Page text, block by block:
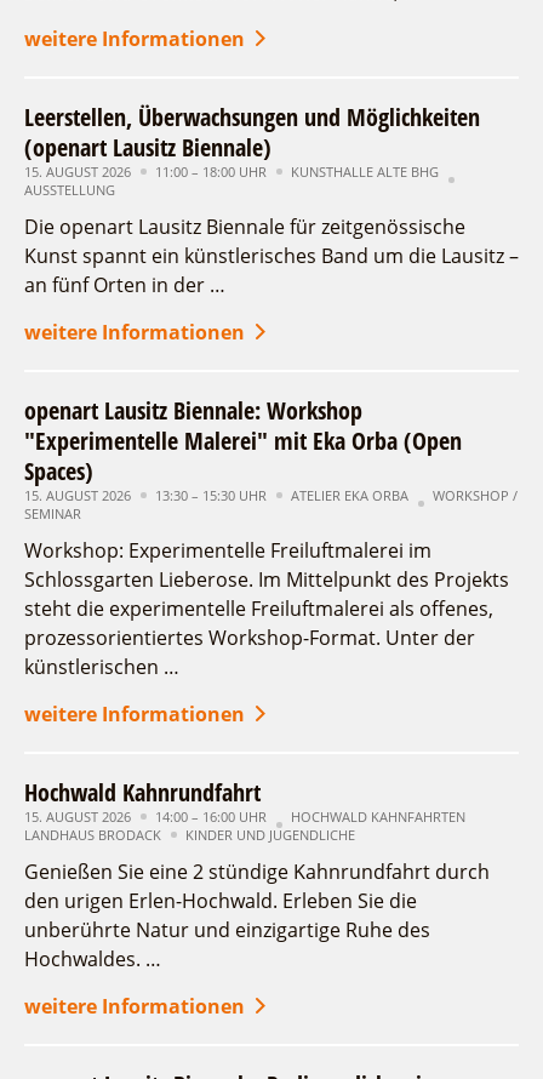
weitere Informationen
Leerstellen, Überwachsungen und Möglichkeiten
(openart Lausitz Biennale)
15. AUGUST 2026 11:00 – 18:00 UHR
KUNSTHALLE ALTE BHG
AUSSTELLUNG
Die openart Lausitz Biennale für zeitgenössische
Kunst spannt ein künstlerisches Band um die Lausitz –
an fünf Orten in der …
weitere Informationen
openart Lausitz Biennale: Workshop
"Experimentelle Malerei" mit Eka Orba (Open
Spaces)
15. AUGUST 2026 13:30 – 15:30 UHR ATELIER EKA ORBA
WORKSHOP /
SEMINAR
Workshop: Experimentelle Freiluftmalerei im
Schlossgarten Lieberose. Im Mittelpunkt des Projekts
steht die experimentelle Freiluftmalerei als offenes,
prozessorientiertes Workshop-Format. Unter der
künstlerischen …
weitere Informationen
Hochwald Kahnrundfahrt
15. AUGUST 2026 14:00 – 16:00 UHR
HOCHWALD KAHNFAHRTEN
LANDHAUS BRODACK
KINDER UND JUGENDLICHE
Genießen Sie eine 2 stündige Kahnrundfahrt durch
den urigen Erlen-Hochwald. Erleben Sie die
unberührte Natur und einzigartige Ruhe des
Hochwaldes. …
weitere Informationen